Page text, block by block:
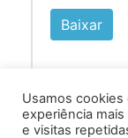
Baixar
Usamos
experiência
e visitas